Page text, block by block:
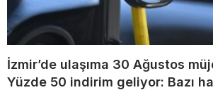
İzmir’de ulaşıma 30 Ağustos
Yüzde 50 indirim geliyor: Bazı